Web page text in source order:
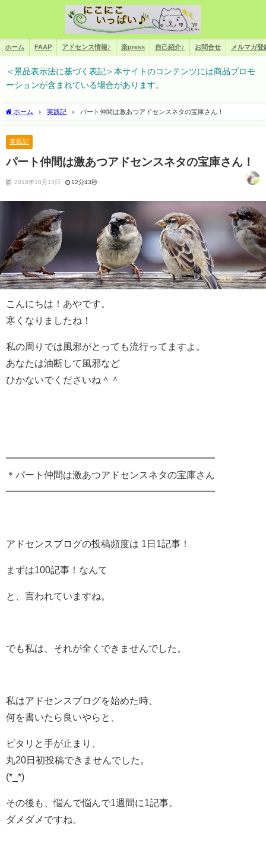
ホーム FAAP アドセンス情報♪ 楽press 自己紹介♪ お問合せ メルマガ登
＜景品表示法に基づく表記＞本サイトのコンテンツには商品プロモ
ーションが含まれている場合があります。
ホーム 実践記 パート仲間は激あつアドセンスネタの宝庫さん！
実践記
パート仲間は激あつアドセンスネタの宝庫さん！
2018年10月13日 12分43秒
こんにちは！あやです。
寒くなりましたね！
私の周りでは風邪がとっても流行ってますよ。
あなたは油断して風邪など
ひかないでくださいね＾＾
━━━━━━━━━━━━━━━━━━━━━━
＊パート仲間は激あつアドセンスネタの宝庫さん
━━━━━━━━━━━━━━━━━━━━━━
アドセンスブログの投稿頻度は 1日1記事！
まずは100記事！なんて
と、言われていますね。
でも私は、それが全くできませんでした。
私はアドセンスブログを始めた時、
何を書いたら良いやらと、
ピタリと手が止まり、
丸20日初投稿できませんでした。
(*_*)
その後も、悩んで悩んで1週間に1記事。
ダメダメですね。